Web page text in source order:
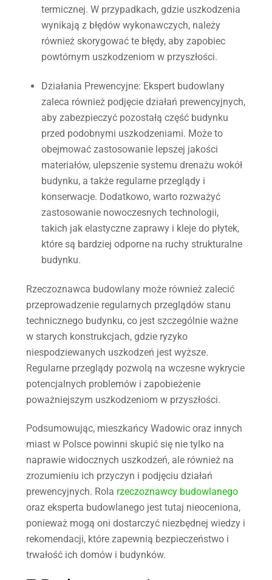
termicznej. W przypadkach, gdzie uszkodzenia
wynikają z błędów wykonawczych, należy
również skorygować te błędy, aby zapobiec
powtórnym uszkodzeniom w przyszłości.
Działania Prewencyjne: Ekspert budowlany
zaleca również podjęcie działań prewencyjnych,
aby zabezpieczyć pozostałą część budynku
przed podobnymi uszkodzeniami. Może to
obejmować zastosowanie lepszej jakości
materiałów, ulepszenie systemu drenażu wokół
budynku, a także regularne przeglądy i
konserwacje. Dodatkowo, warto rozważyć
zastosowanie nowoczesnych technologii,
takich jak elastyczne zaprawy i kleje do płytek,
które są bardziej odporne na ruchy strukturalne
budynku.
Rzeczoznawca budowlany może również zalecić
przeprowadzenie regularnych przeglądów stanu
technicznego budynku, co jest szczególnie ważne
w starych konstrukcjach, gdzie ryzyko
niespodziewanych uszkodzeń jest wyższe.
Regularne przeglądy pozwolą na wczesne wykrycie
potencjalnych problemów i zapobieżenie
poważniejszym uszkodzeniom w przyszłości.
Podsumowując, mieszkańcy Wadowic oraz innych
miast w Polsce powinni skupić się nie tylko na
naprawie widocznych uszkodzeń, ale również na
zrozumieniu ich przyczyn i podjęciu działań
prewencyjnych. Rola rzeczoznawcy budowlanego
oraz eksperta budowlanego jest tutaj nieoceniona,
ponieważ mogą oni dostarczyć niezbędnej wiedzy i
rekomendacji, które zapewnią bezpieczeństwo i
trwałość ich domów i budynków.